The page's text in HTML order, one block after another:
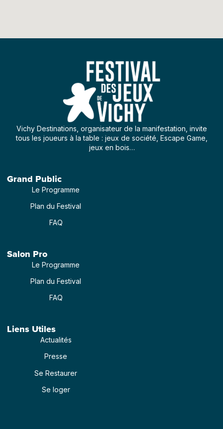
Vichy Destinations, organisateur de la manifestation, invite
tous les joueurs à la table : jeux de société, Escape Game,
jeux en bois…
Grand Public
Le Programme
Plan du Festival
FAQ
Salon Pro
Le Programme
Plan du Festival
FAQ
Liens Utiles
Actualités
Presse
Se Restaurer
Se loger